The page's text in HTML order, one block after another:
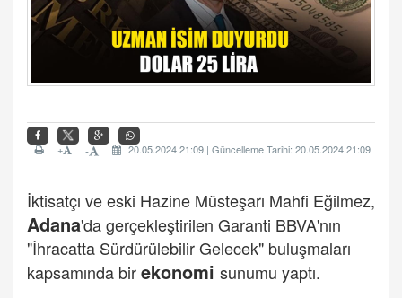
20.05.2024 21:09 | Güncelleme Tarihi: 20.05.2024 21:09
-
+
İktisatçı ve eski Hazine Müsteşarı Mahfi Eğilmez,
Adana'da gerçekleştirilen Garanti BBVA'nın
"İhracatta Sürdürülebilir Gelecek" buluşmaları
kapsamında birekonomi sunumu yaptı.